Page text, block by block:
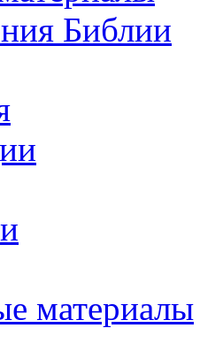
Библии
материалы